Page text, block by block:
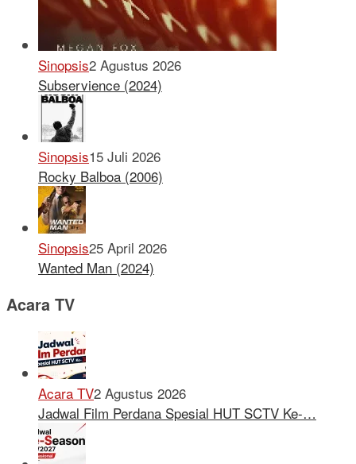
Sinopsis2 Agustus 2026
Subservience (2024)
Sinopsis15 Juli 2026
Rocky Balboa (2006)
Sinopsis25 April 2026
Wanted Man (2024)
Acara TV
Acara TV2 Agustus 2026
Jadwal Film Perdana Spesial HUT SCTV Ke-…